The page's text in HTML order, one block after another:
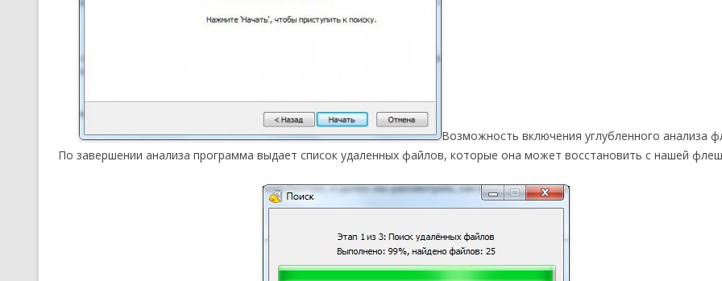
Возможность включения углубленного анализа
По завершении анализа программа выдает список удаленных файлов, которые она может восстановить с нашей